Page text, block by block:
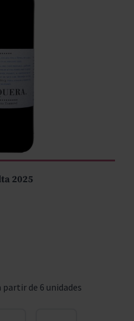
2025
partir de 6 unidades